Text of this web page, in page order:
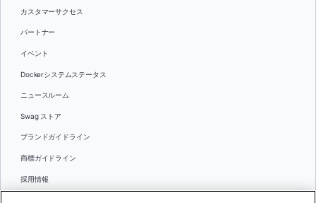
カスタマーサクセス
パートナー
イベント
Dockerシステムステータス
ニュースルーム
Swag ストア
ブランドガイドライン
商標ガイドライン
採用情報